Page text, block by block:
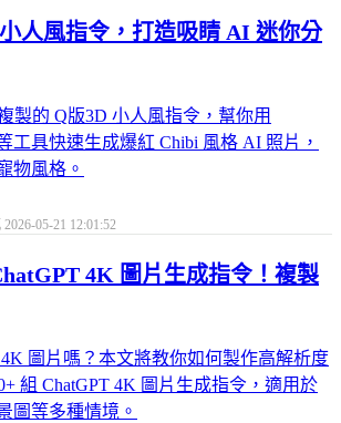
人風指令，打造吸睛 AI 迷你分
製的 Q版3D 小人風指令，幫你用
工具快速生成爆紅 Chibi 風格 AI 照片，
物風格。
2026-05-21 12:01:52
4K 圖片生成指令！複製
圖片嗎？本文將教你如何製作高解析度
組 ChatGPT 4K 圖片生成指令，適用於
圖等多種情境。